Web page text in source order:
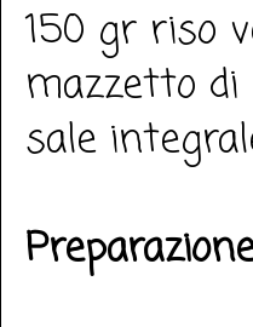
150 gr riso
mazzetto di
sale